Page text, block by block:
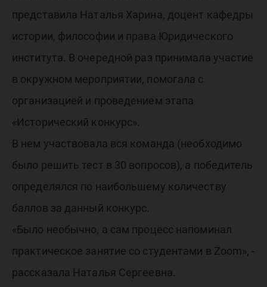
представила Наталья Харина, доцент кафедры
истории, философии и права Юридического
института. В очередной раз принимала участие
в окружном мероприятии, помогала с
организацией и проведением этапа
«Исторический конкурс».
В нем участвовала вся команда (необходимо
было решить тест в 30 вопросов), а победитель
определялся по наибольшему количеству
баллов за данный конкурс.
«Было необычно, а сам процесс напоминал
практическое занятие со студентами в Zoom», -
рассказала Наталья Сергеевна.